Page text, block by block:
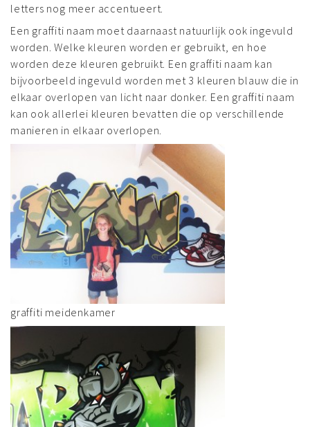
letters nog meer accentueert.
Een graffiti naam moet daarnaast natuurlijk ook ingevuld
worden. Welke kleuren worden er gebruikt, en hoe
worden deze kleuren gebruikt. Een graffiti naam kan
bijvoorbeeld ingevuld worden met 3 kleuren blauw die in
elkaar overlopen van licht naar donker. Een graffiti naam
kan ook allerlei kleuren bevatten die op verschillende
manieren in elkaar overlopen.
graffiti meidenkamer